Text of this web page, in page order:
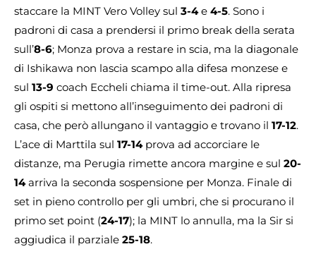
staccare la MINT Vero Volley sul 3-4e 4-5. Sono i
padroni di casa a prendersi il primo break della serata
sull’8-6; Monza prova a restare in scia, ma la diagonale
di Ishikawa non lascia scampo alla difesa monzese e
sul 13-9 coach Eccheli chiama il time-out. Alla ripresa
gli ospiti si mettono all’inseguimento dei padroni di
casa, che però allungano il vantaggio e trovano il 17-12.
L’ace di Marttila sul 17-14prova ad accorciare le
distanze, ma Perugia rimette ancora margine e sul 20-
14arriva la seconda sospensione per Monza. Finale di
set in pieno controllo per gli umbri, che si procurano il
primo set point (24-17); la MINT lo annulla, ma la Sir si
aggiudica il parziale 25-18.